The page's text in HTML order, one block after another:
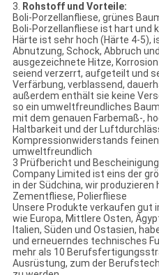
3. Rohstoff und Vorteile:
Boli-Porzellanfliese, grünes
Boli-Porzellanfliese ist hart und
Härte ist sehr hoch (Härte 4-5),
Abnutzung, Schock, Abbruch
ausgezeichnete Hitze,
seiend verzerrt, aufgeteilt und
Verfärbung, verblassend,
außerdem enthält sie keine
so ein umweltfreundliches
mit dem genauen Farbemaß-,
Haltbarkeit und der
Kompressionwiderstands
umweltfreundlich
3 Prüfbericht und
Company Limited ist eins der
in der Südchina, wir
Zementfliese, Polierfliese
Unsere Produkte verkaufen gut
wie Europa, Mittlere Osten,
Italien, Süden und Ostasien,
und erneuerndes technisches
mehr als 10
Ausrüstung, zum der